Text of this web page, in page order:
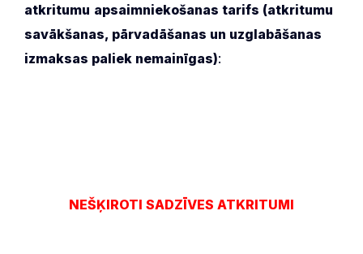
atkritumu apsaimniekošanas tarifs (atkritumu
savākšanas, pārvadāšanas un uzglabāšanas
izmaksas paliek nemainīgas):
NEŠĶIROTI SADZĪVES ATKRITUMI